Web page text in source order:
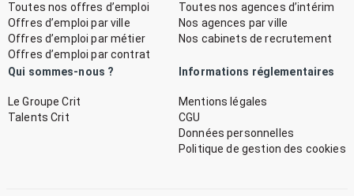
Toutes nos offres d’emploi
Offres d’emploi par ville
Offres d’emploi par métier
Offres d’emploi par contrat
Toutes nos agences d’intérim
Nos agences par ville
Nos cabinets de recrutement
Qui sommes-nous ?
Le Groupe Crit
Talents Crit
Informations réglementaires
Mentions légales
CGU
Données personnelles
Politique de gestion des cookies